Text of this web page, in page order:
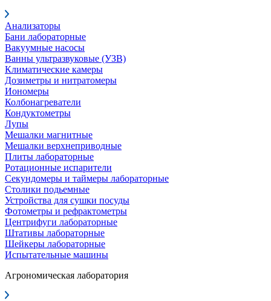
Анализаторы
Бани лабораторные
Вакуумные насосы
Ванны ультразвуковые (УЗВ)
Климатические камеры
Дозиметры и нитратомеры
Иономеры
Колбонагреватели
Кондуктометры
Лупы
Мешалки магнитные
Мешалки верхнеприводные
Плиты лабораторные
Ротационные испарители
Секундомеры и таймеры лабораторные
Столики подьемные
Устройства для сушки посуды
Фотометры и рефрактометры
Центрифуги лабораторные
Штативы лабораторные
Шейкеры лабораторные
Испытательные машины
Агрономическая лаборатория